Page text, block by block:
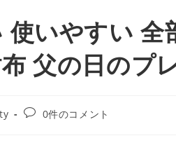
いやすい 全
父の日のプ
投
0件のコメント